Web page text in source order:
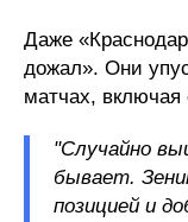
Даже
дожал». Они
матчах, включая
"Случайно
бывает.
позицией и